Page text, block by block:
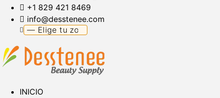
+1 829 421 8469
info@desstenee.com
INICIO